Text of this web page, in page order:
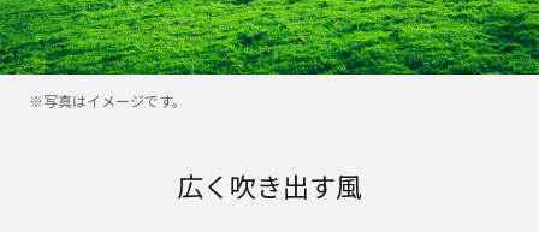
※写真はイメージです。
広く吹き出す風